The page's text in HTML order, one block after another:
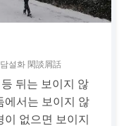
설화 閑談屑話
뒤는 보이지 않
에서는 보이지 않
없으면 보이지